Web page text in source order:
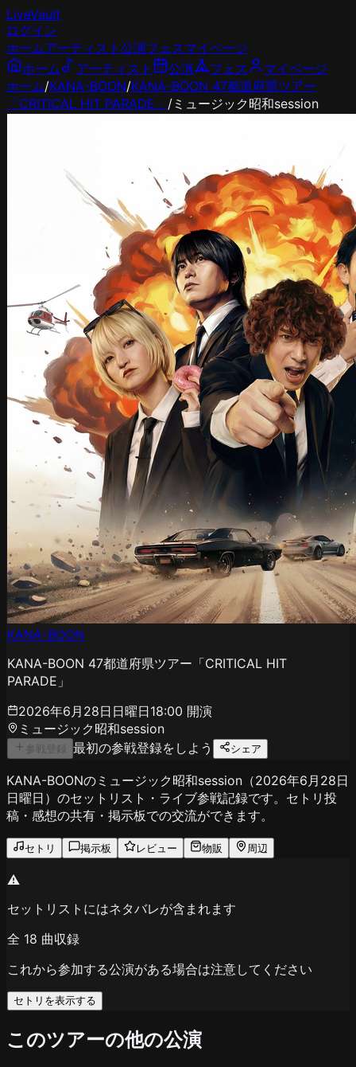
LiveVault
ログイン
ホームアーティスト 公演フェスマイページ
ホーム
アーティスト 公演 フェス
マイページ
ホーム/KANA-BOON/KANA-BOON 47都道府県ツアー
「CRITICAL HIT PARADE」 / ミュージック昭和session
KANA-BOON
KANA-BOON 47都道府県ツアー「CRITICAL HIT
PARADE」
2026年6月28日日曜日18:00 開演
ミュージック昭和session
参戦登録 最初の参戦登録をしよう シェア
KANA-BOONのミュージック昭和session（2026年6月28日
日曜日）のセットリスト・ライブ参戦記録です。セトリ投
稿・感想の共有・掲示板での交流ができます。
セトリ 掲示板 レビュー 物販 周辺
⚠️
セットリストにはネタバレが含まれます
全 18 曲収録
これから参加する公演がある場合は注意してください
セトリを表示する
このツアーの他の公演